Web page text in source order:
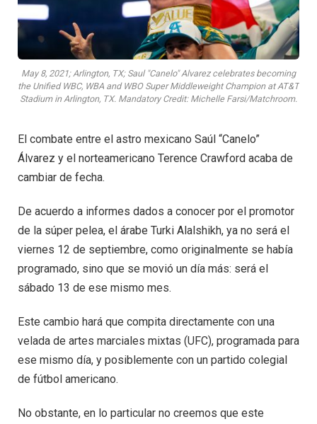
May 8, 2021; Arlington, TX; Saul "Canelo" Alvarez celebrates becoming
the Unified WBC, WBA and WBO Super Middleweight Champion at AT&T
Stadium in Arlington, TX. Mandatory Credit: Michelle Farsi/Matchroom.
El combate entre el astro mexicano Saúl “Canelo”
Álvarez y el norteamericano Terence Crawford acaba de
cambiar de fecha.
De acuerdo a informes dados a conocer por el promotor
de la súper pelea, el árabe Turki Alalshikh, ya no será el
viernes 12 de septiembre, como originalmente se había
programado, sino que se movió un día más: será el
sábado 13 de ese mismo mes.
Este cambio hará que compita directamente con una
velada de artes marciales mixtas (UFC), programada para
ese mismo día, y posiblemente con un partido colegial
de fútbol americano.
No obstante, en lo particular no creemos que este